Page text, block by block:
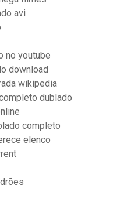
avi
no youtube
download
wikipedia
dublado
completo
elenco